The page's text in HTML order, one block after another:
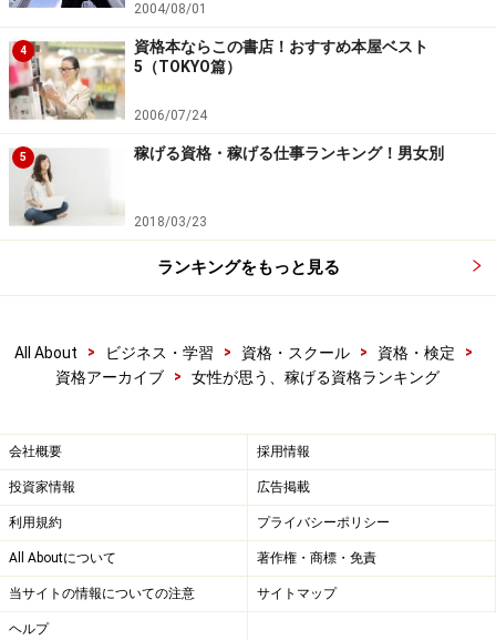
2004/08/01
4
資格本ならこの書店！おすすめ本屋ベスト
5（TOKYO篇）
2006/07/24
5 稼げる資格・稼げる仕事ランキング！男女別
2018/03/23
ランキングをもっと見る
All About > ビジネス・学習 > 資格・スクール > 資格・検定
>
資格アーカイブ
> 女性が思う、稼げる資格ランキング
会社概要 採用情報
投資家情報 広告掲載
利用規約 プライバシーポリシー
All Aboutについて 著作権・商標・免責
当サイトの情報についての注意 サイトマップ
ヘルプ